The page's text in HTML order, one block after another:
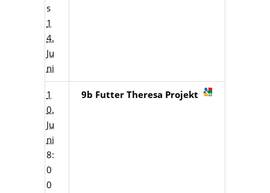
s
1
4.
Ju
ni
1
0.
Ju
ni
8:
0
0
9b Futter Theresa Projekt